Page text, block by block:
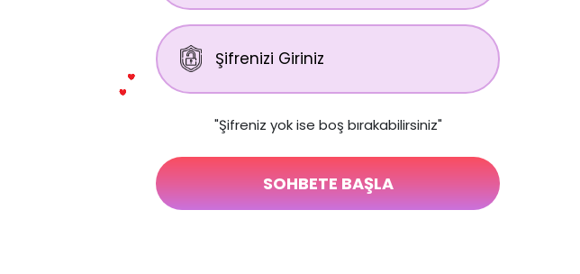
"Şifreniz yok ise boş bırakabilirsiniz"
SOHBETE BAŞLA